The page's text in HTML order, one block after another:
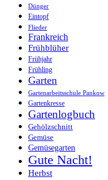
Dünger
Eintopf
Flieder
Frankreich
Frühblüher
Frühjahr
Frühling
Garten
Gartenarbeitsschule Pankow
Gartenkresse
Gartenlogbuch
Gehölzschnitt
Gemüse
Gemüsegarten
Gute Nacht!
Herbst